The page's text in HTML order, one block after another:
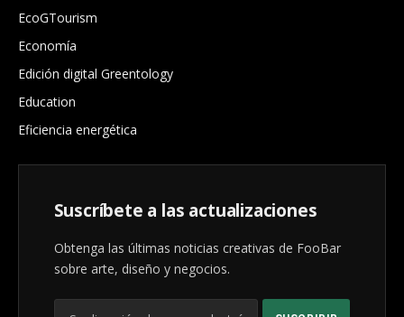
EcoGTourism
Economía
Edición digital Greentology
Education
Eficiencia energética
Suscríbete a las actualizaciones
Obtenga las últimas noticias creativas de FooBar
sobre arte, diseño y negocios.